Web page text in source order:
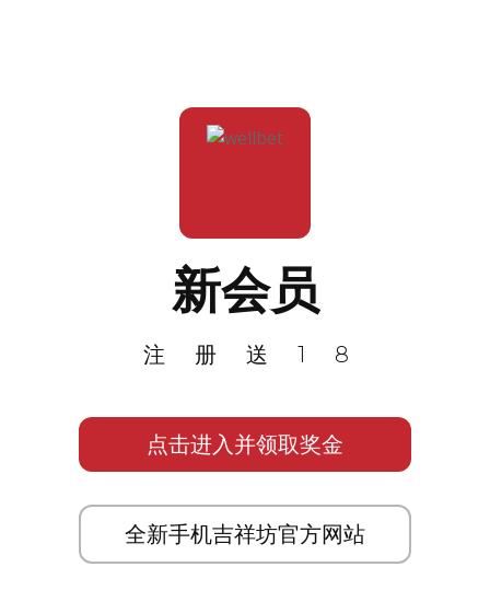
新会员
注册送18
点击进入并领取奖金
全新手机吉祥坊官方网站